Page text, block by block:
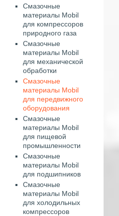
Смазочные
материалы Mobil
для компрессоров
природного газа
Смазочные
материалы Mobil
для механической
обработки
Смазочные
материалы Mobil
для передвижного
оборудования
Смазочные
материалы Mobil
для пищевой
промышленности
Смазочные
материалы Mobil
для подшипников
Смазочные
материалы Mobil
для холодильных
компрессоров